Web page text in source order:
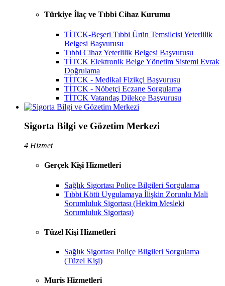
Türkiye İlaç ve Tıbbi Cihaz Kurumu
TİTCK-Beşeri Tıbbi Ürün Temsilcisi Yeterlilik
Belgesi Başvurusu
Tıbbi Cihaz Yeterlilik Belgesi Başvurusu
TİTCK Elektronik Belge Yönetim Sistemi Evrak
Doğrulama
TİTCK - Medikal Fizikçi Başvurusu
TİTCK - Nöbetçi Eczane Sorgulama
TİTCK Vatandaş Dilekçe Başvurusu
Sigorta Bilgi ve Gözetim Merkezi
4 Hizmet
Gerçek Kişi Hizmetleri
Sağlık Sigortası Poliçe Bilgileri Sorgulama
Tıbbi Kötü Uygulamaya İlişkin Zorunlu Mali
Sorumluluk Sigortası (Hekim Mesleki
Sorumluluk Sigortası)
Tüzel Kişi Hizmetleri
Sağlık Sigortası Poliçe Bilgileri Sorgulama
(Tüzel Kişi)
Muris Hizmetleri